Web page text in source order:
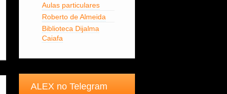
Aulas particulares
Roberto de Almeida
Biblioteca Dijalma
Caiafa
ALEX no Telegram